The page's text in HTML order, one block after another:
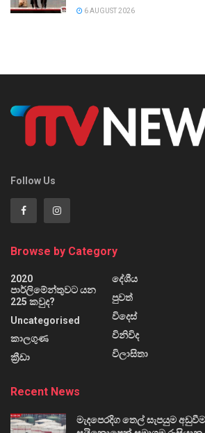
6 AUGUST 2026
Follow Us
Browse by Category
2020
පාර්ලිමේන්තුවට යන
225 කවුද?
Uncategorised
කාලගුණ
ක්‍රීඩා
දේශීය
පුවත්
විදෙස්
විනිවිද
විලාසිතා
Recent News
මැදපෙරදිග තෙල් සැපයුම